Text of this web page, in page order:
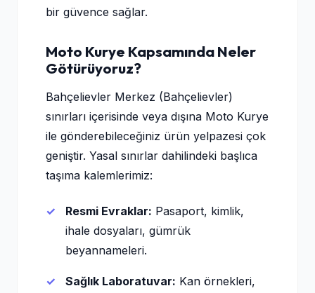
bir güvence sağlar.
Moto Kurye Kapsamında Neler
Götürüyoruz?
Bahçelievler Merkez (Bahçelievler)
sınırları içerisinde veya dışına Moto Kurye
ile gönderebileceğiniz ürün yelpazesi çok
geniştir. Yasal sınırlar dahilindeki başlıca
taşıma kalemlerimiz:
Resmi Evraklar: Pasaport, kimlik,
ihale dosyaları, gümrük
beyannameleri.
Sağlık Laboratuvar: Kan örnekleri,